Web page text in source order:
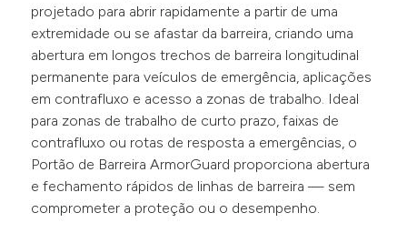
projetado para abrir rapidamente a partir de uma
extremidade ou se afastar da barreira, criando uma
abertura em longos trechos de barreira longitudinal
permanente para veículos de emergência, aplicações
em contrafluxo e acesso a zonas de trabalho. Ideal
para zonas de trabalho de curto prazo, faixas de
contrafluxo ou rotas de resposta a emergências, o
Portão de Barreira ArmorGuard proporciona abertura
e fechamento rápidos de linhas de barreira — sem
comprometer a proteção ou o desempenho.